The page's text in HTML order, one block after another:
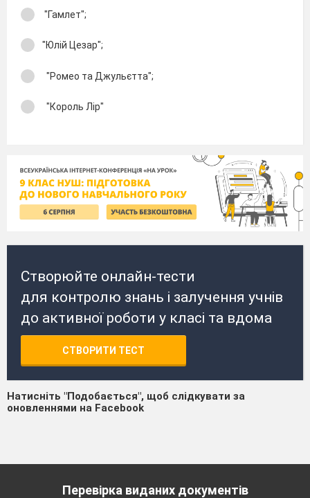
"Гамлет";
"Юлій Цезар";
"Ромео та Джульєтта";
"Король Лір"
Створюйте онлайн-тести
для контролю знань і залучення учнів
до активної роботи у класі та вдома
СТВОРИТИ ТЕСТ
Натисніть "Подобається", щоб слідкувати за
оновленнями на Facebook
Перевірка виданих документів